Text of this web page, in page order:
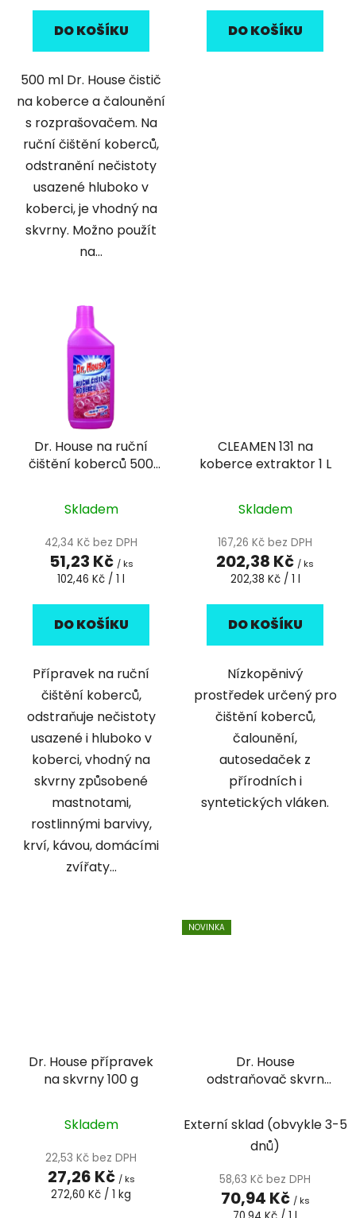
DO KOŠÍKU
500 ml Dr. House čistič
na koberce a čalounění
s rozprašovačem. Na
ruční čištění koberců,
odstranění nečistoty
usazené hluboko v
koberci, je vhodný na
skvrny. Možno použít
na...
DO KOŠÍKU
Dr. House na ruční
čištění koberců 500
Skladem
42,34 Kč bez DPH
51,23 Kč / ks
Měrná
102,46 Kč / 1 l
DO KOŠÍKU
Přípravek na ruční
čištění koberců,
odstraňuje nečistoty
usazené i hluboko v
koberci, vhodný na
skvrny způsobené
mastnotami,
rostlinnými barvivy,
krví, kávou, domácími
zvířaty...
CLEAMEN 131 na
koberce extraktor 1 L
Skladem
167,26 Kč bez DPH
202,38 Kč / ks
Měrná
202,38 Kč / 1 l
DO KOŠÍKU
Nízkopěnivý
prostředek určený pro
čištění koberců,
čalounění,
autosedaček z
přírodních i
syntetických vláken.
Dr. House přípravek
na skvrny 100 g
Skladem
22,53 Kč bez DPH
27,26 Kč / ks
Měrná
272,60 Kč / 1 kg
NOVINKA
Dr. House
odstraňovač skvrn
Externí sklad (obvykle 3-5
dnů)
58,63 Kč bez DPH
70,94 Kč / ks
Měrná